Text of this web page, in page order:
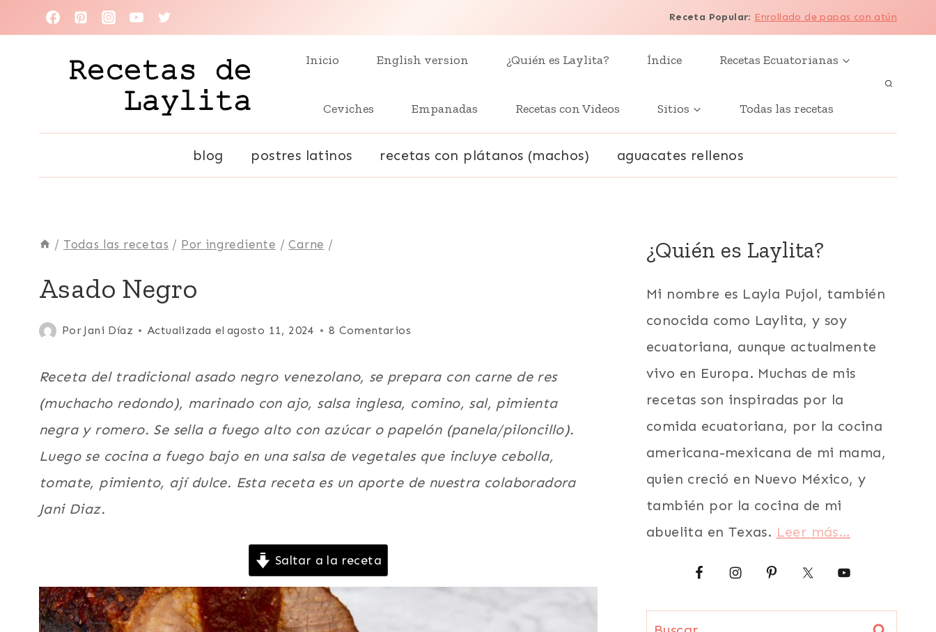
al
Receta Popular: Enrollado de papas con atún
Inicio English version ¿Quién es Laylita? Índice Recetas Ecuatorianas
Ceviches Empanadas Recetas con Videos Sitios Todas las recetas
blog postres latinos recetas con plátanos (machos) aguacates rellenos
/ Todas las recetas / Por ingrediente / Carne /
RES
O
LATINO/HISPANO
PARA
FIESTAS
PLATO
|
SUDAMERICA
Asado Negro
Por Jani Díaz
Publicada
diciembre 14, 2020
Actualizada el agosto 11, 2024 8 Comentarios
Receta del tradicional asado negro venezolano, se prepara con carne de res
(muchacho redondo), marinado con ajo, salsa inglesa, comino, sal, pimienta
negra y romero. Se sella a fuego alto con azúcar o papelón (panela/piloncillo).
Luego se cocina a fuego bajo en una salsa de vegetales que incluye cebolla,
tomate, pimiento, ají dulce. Esta receta es un aporte de nuestra colaboradora
Jani Diaz.
Saltar a la receta
¿Quién es Laylita?
Mi nombre es Layla Pujol, también
conocida como Laylita, y soy
ecuatoriana, aunque actualmente
vivo en Europa. Muchas de mis
recetas son inspiradas por la
comida ecuatoriana, por la cocina
americana-mexicana de mi mama,
quien creció en Nuevo México, y
también por la cocina de mi
abuelita en Texas. Leer más…
Buscar: